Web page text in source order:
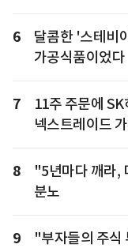
6
달콤한 '스테비
가공식품이었다
7
11주 주문에
넥스트레이드
8
"5년마다 깨라,
분노
9
"부자들의 주식